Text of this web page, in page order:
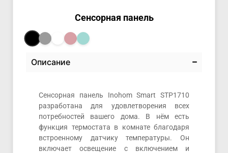
Сенсорная панель
Описание
Сенсорная панель Inohom Smart STP1710
разработана для удовлетворения всех
потребностей вашего дома. В нём есть
функция термостата в комнате благодаря
встроенному датчику температуры. Он
включает освещение с включением и